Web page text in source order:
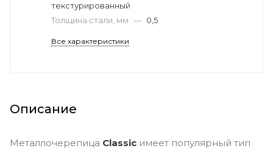
текстурированный
Толщина стали, мм — 0,5
Все характеристики
Описание
Металлочерепица Classic имеет популярный тип